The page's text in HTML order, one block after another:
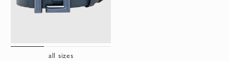
all sizes